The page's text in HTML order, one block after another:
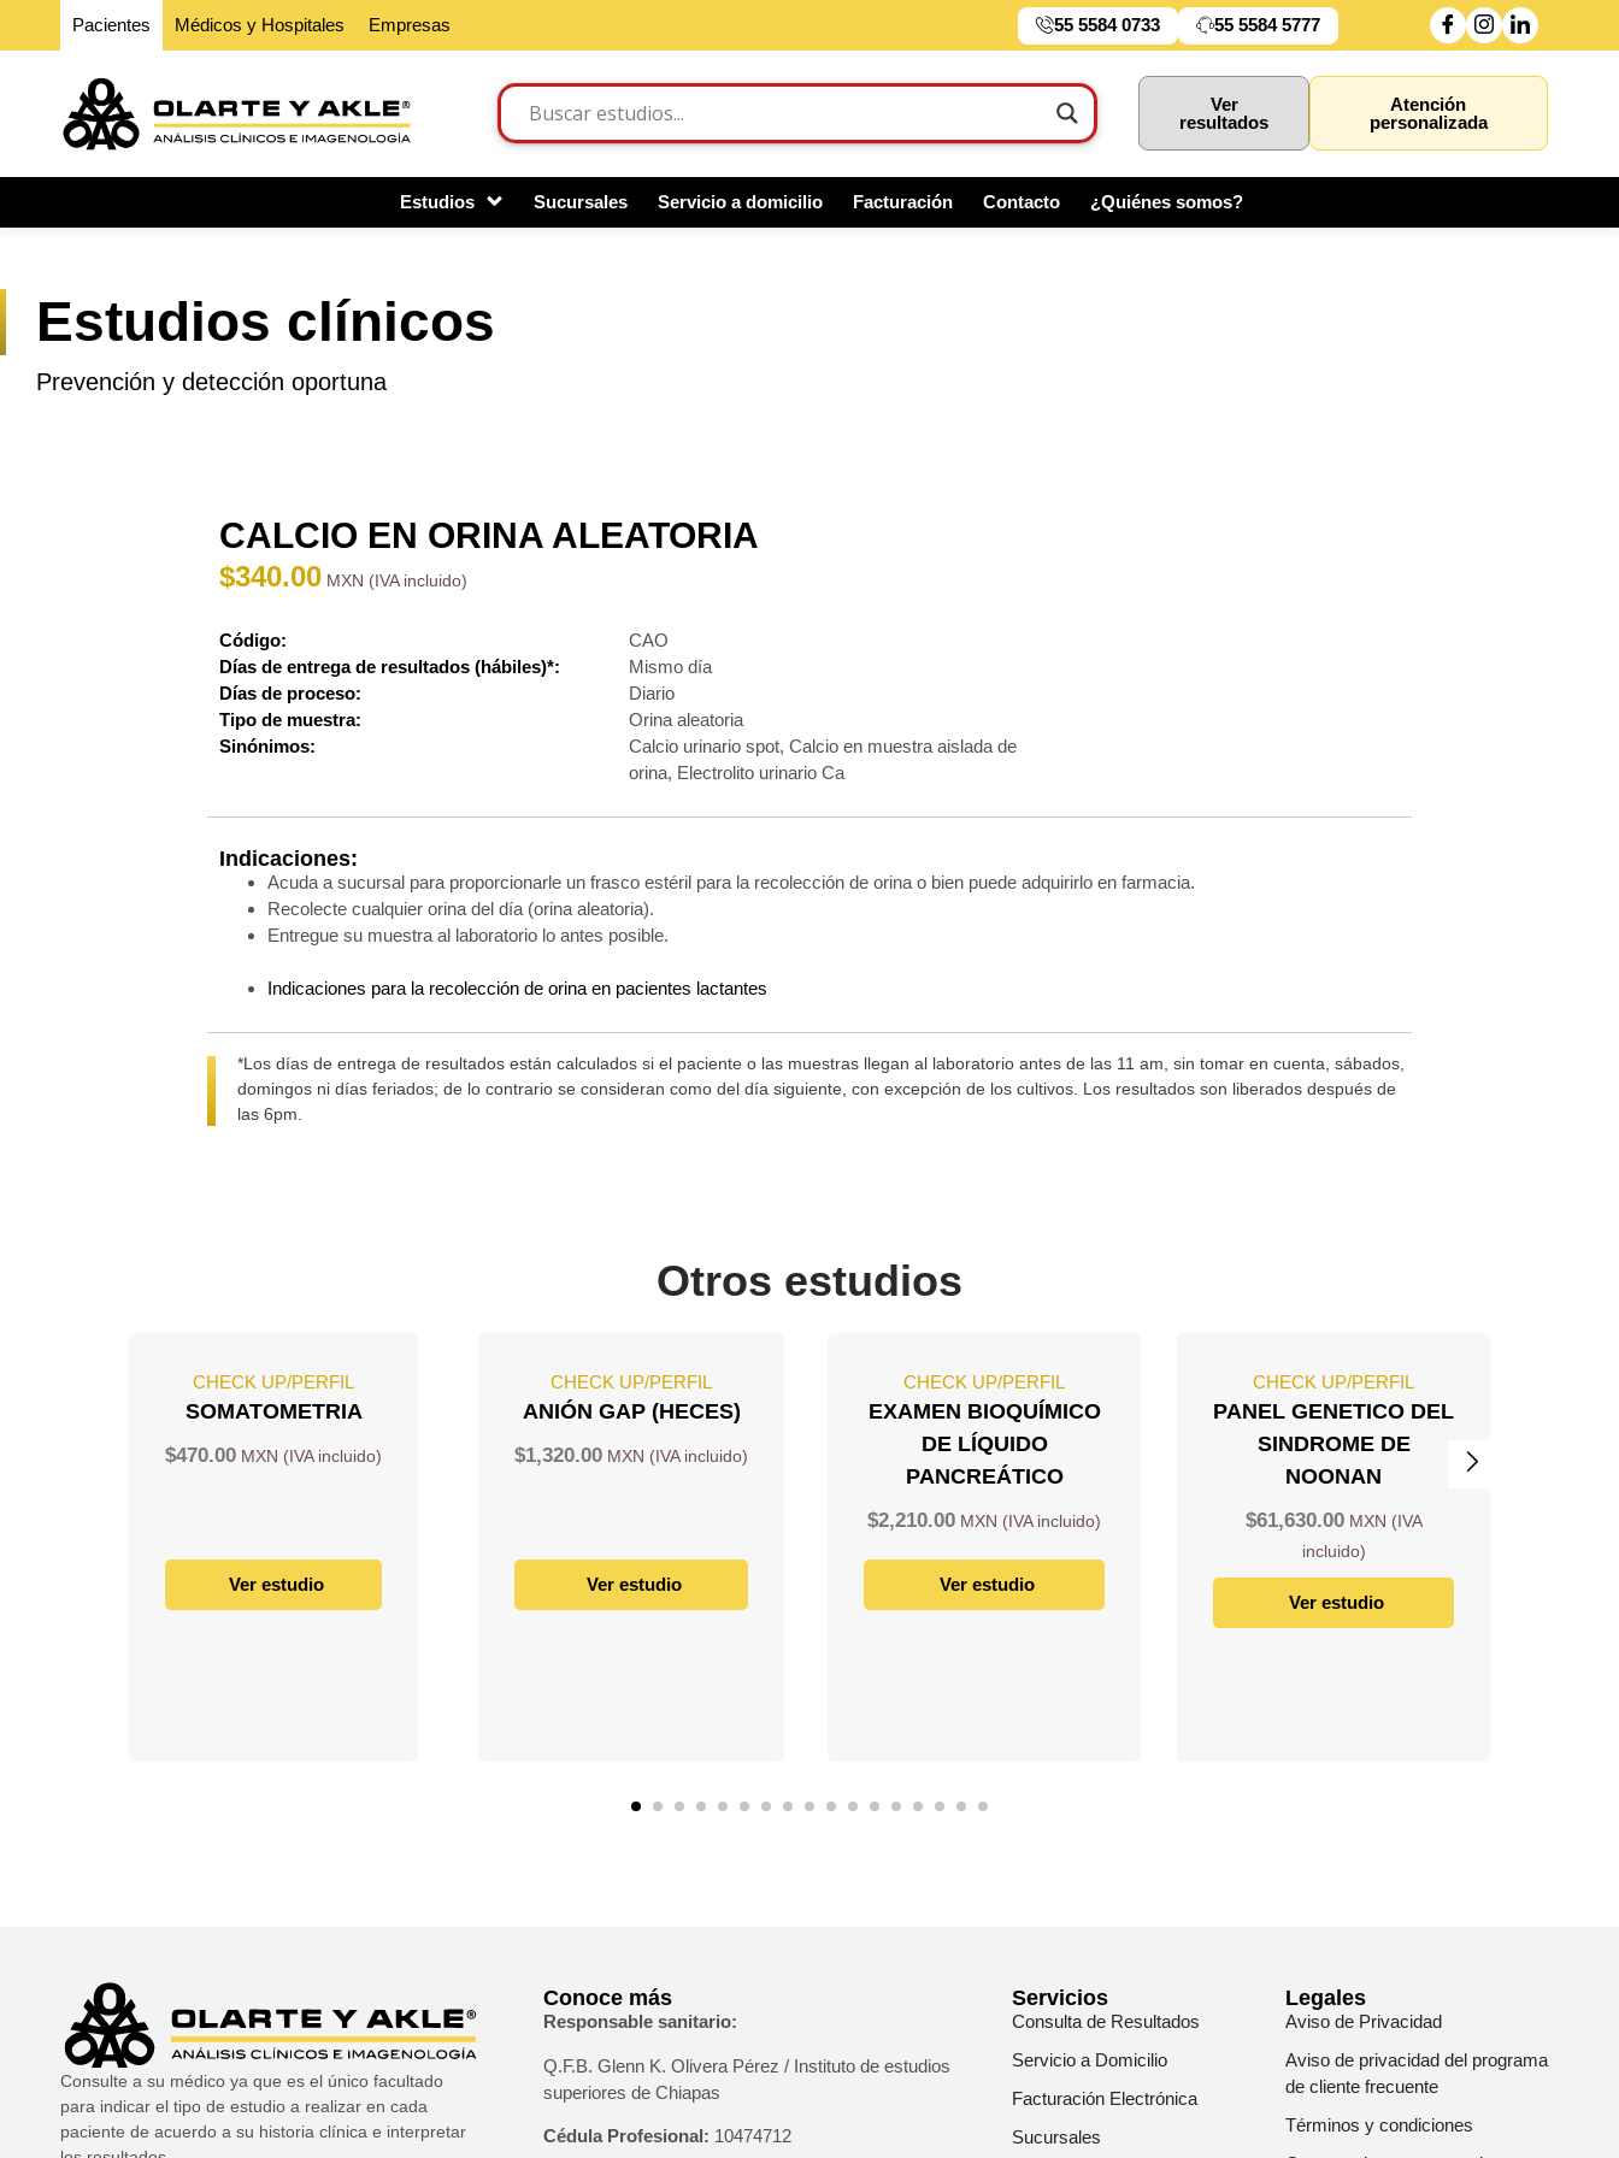
Pacientes Médicos y Hospitales Empresas 55 5584 0733 55 5584 5777
Ver
resultados
Atención
personalizada
Estudios Sucursales Servicio a domicilio Facturación Contacto ¿Quiénes somos?
Estudios clínicos
Prevención y detección oportuna
CALCIO EN ORINA ALEATORIA
$340.00
Código:
CAO
Días de entrega de resultados (hábiles)*:
Mismo día
Días de proceso:
Diario
Tipo de muestra:
Orina aleatoria
Sinónimos:
Calcio urinario spot, Calcio en muestra aislada de
orina, Electrolito urinario Ca
Indicaciones:
Acuda a sucursal para proporcionarle un frasco estéril para la recolección de orina o bien puede adquirirlo en farmacia.
Recolecte cualquier orina del día (orina aleatoria).
Entregue su muestra al laboratorio lo antes posible.
Indicaciones para la recolección de orina en pacientes lactantes
*Los días de entrega de resultados están calculados si el paciente o las muestras llegan al laboratorio antes de las 11 am, sin tomar en cuenta, sábados,
domingos ni días feriados; de lo contrario se consideran como del día siguiente, con excepción de los cultivos. Los resultados son liberados después de
las 6pm.
Otros estudios
CHECK UP/PERFIL
SOMATOMETRIA
$470.00
Ver estudio
CHECK UP/PERFIL
ANIÓN GAP (HECES)
$1,320.00
Ver estudio
CHECK UP/PERFIL
EXAMEN BIOQUÍMICO
DE LÍQUIDO
PANCREÁTICO
$2,210.00
Ver estudio
CHECK UP/PERFIL
PANEL GENETICO DEL
SINDROME DE
NOONAN
$61,630.00
Ver estudio
Consulte a su médico ya que es el único facultado
para indicar el tipo de estudio a realizar en cada
paciente de acuerdo a su historia clínica e interpretar
Conoce más
Responsable sanitario:
Q.F.B. Glenn K. Olivera Pérez / Instituto de estudios
superiores de Chiapas
Cédula Profesional: 10474712
Servicios
Consulta de Resultados
Servicio a Domicilio
Facturación Electrónica
Sucursales
Legales
Aviso de Privacidad
Aviso de privacidad del programa
de cliente frecuente
Términos y condiciones